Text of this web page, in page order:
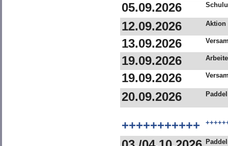
05.09.2026
12.09.2026 Aktion
13.09.2026
19.09.2026
19.09.2026
20.09.2026
+++++++++++